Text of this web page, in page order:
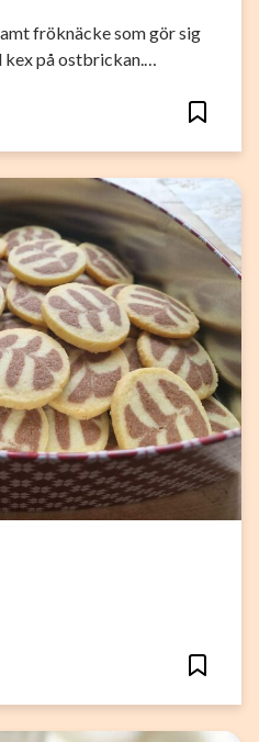
fröknäcke som gör sig
på ostbrickan.…